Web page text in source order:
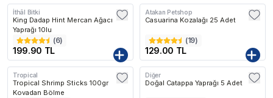
İthâl Bitki
King Dadap Hint Mercan Ağacı
Yaprağı 10lu
(6)
199.90 TL
Atakan Petshop
Casuarina Kozalağı 25 Adet
(19)
129.00 TL
Tropical
Tropical Shrimp Sticks 100gr
Kovadan Bölme
Diğer
Doğal Catappa Yaprağı 5 Adet